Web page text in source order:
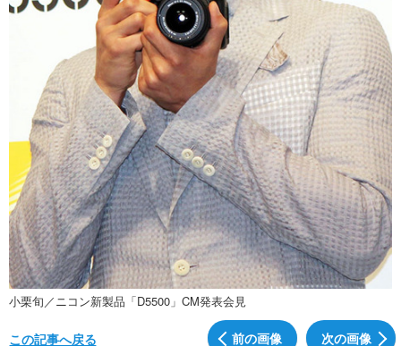
小栗旬／ニコン新製品「D5500」CM発表会見
前の画像 次の画像
この記事へ戻る